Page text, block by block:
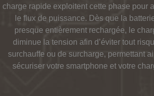
charge rapide exploitent cette phase pour
le flux de puissance. Dès que la
presque entièrement rechargée, le
diminue la tension afin d’éviter tout
surchauffe ou de surcharge, permettant
sécuriser votre smartphone et votre